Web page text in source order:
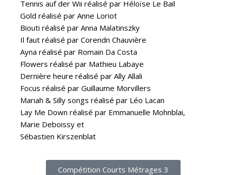
Tennis auf der Wii réalisé par Héloïse Le Bail
Gold réalisé par Anne Loriot
Biouti réalisé par Anna Malatinszky
Il faut réalisé par Corendn Chauvière
Ayna réalisé par Romain Da Costa
Flowers réalisé par Mathieu Labaye
Dernière heure réalisé par Ally Allali
Focus réalisé par Guillaume Morvillers
Mariah & Silly songs réalisé par Léo Lacan
Lay Me Down réalisé par Emmanuelle Mohnblai,
Marie Deboissy et
Sébastien Kirszenblat
Compétition Courts Métrages 3